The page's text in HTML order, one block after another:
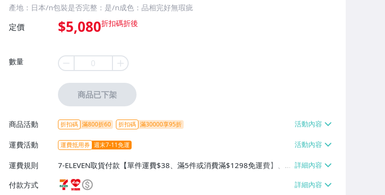
產地：日本/n包裝是否完整：是/n成色：品相完好無瑕疵
定價 $5,080
數量
商品已下架
商品活動 折扣碼 滿800折60 折扣碼 滿30000享95折
運費活動 運費抵用券 週末7-11免運
運費規則
7-ELEVEN取貨付款【單件運費$38、滿5件或消費滿$1298免運費】、7-
ELEVEN取貨不付款【免運費】、萊爾富取貨付款【單件運費$60、滿5件
或消費滿$1298免運費】、宅配/貨運【單件運費$120、滿5件或消費滿
付款方式